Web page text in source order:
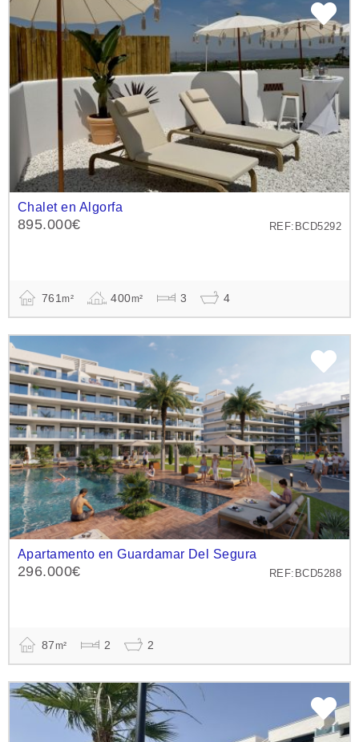
Chalet en Algorfa
REF:BCD5292
895.000€
761m² 400m² 3 4
Apartamento en Guardamar Del Segura
REF:BCD5288
296.000€
87m² 2 2